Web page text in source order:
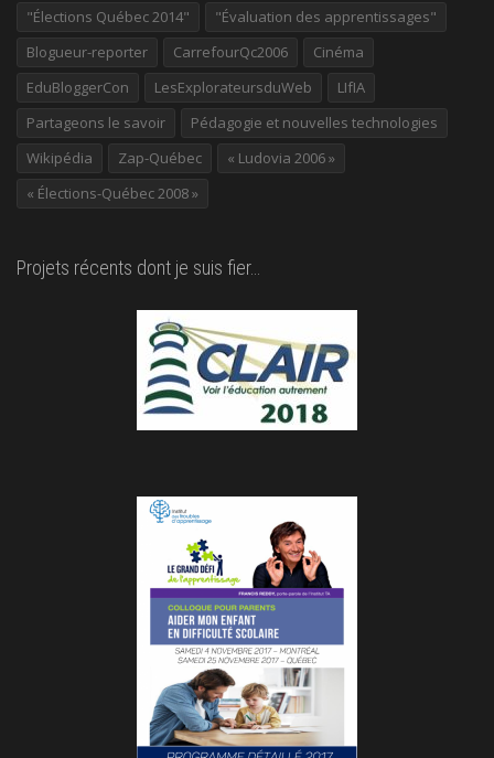
"Élections Québec 2014"
"Évaluation des apprentissages"
Blogueur-reporter
CarrefourQc2006
Cinéma
EduBloggerCon
LesExplorateursduWeb
LIfIA
Partageons le savoir
Pédagogie et nouvelles technologies
Wikipédia
Zap-Québec
« Ludovia 2006 »
« Élections-Québec 2008 »
Projets récents dont je suis fier…